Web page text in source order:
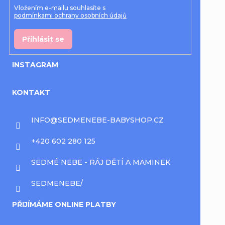
Vložením e-mailu souhlasíte s
podmínkami ochrany osobních údajů
Přihlásit se
INSTAGRAM
KONTAKT
INFO@SEDMENEBE-BABYSHOP.CZ
+420 602 280 125
SEDMÉ NEBE - RÁJ DĚTÍ A MAMINEK
SEDMENEBE/
PŘIJÍMÁME ONLINE PLATBY